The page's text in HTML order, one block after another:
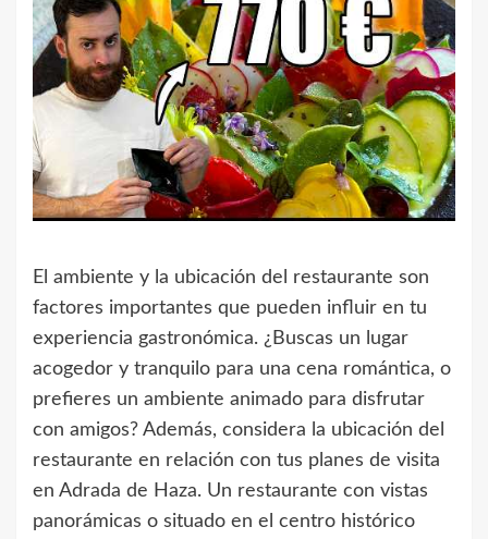
El ambiente y la ubicación del restaurante son
factores importantes que pueden influir en tu
experiencia gastronómica. ¿Buscas un lugar
acogedor y tranquilo para una cena romántica, o
prefieres un ambiente animado para disfrutar
con amigos? Además, considera la ubicación del
restaurante en relación con tus planes de visita
en Adrada de Haza. Un restaurante con vistas
panorámicas o situado en el centro histórico